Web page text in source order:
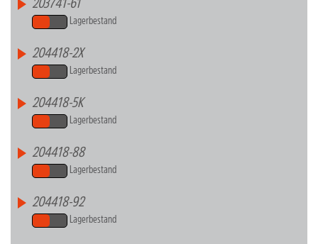
203741-61
Lagerbestand
204418-2X
Lagerbestand
204418-5K
Lagerbestand
204418-88
Lagerbestand
204418-92
Lagerbestand